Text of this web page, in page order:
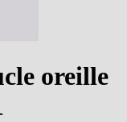
oreille